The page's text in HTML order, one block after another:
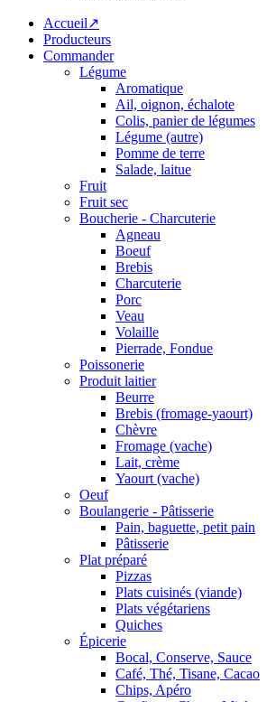
Accueil↗
Producteurs
Commander
Légume
Aromatique
Ail, oignon, échalote
Colis, panier de légumes
Légume (autre)
Pomme de terre
Salade, laitue
Fruit
Fruit sec
Boucherie - Charcuterie
Agneau
Boeuf
Brebis
Charcuterie
Porc
Veau
Volaille
Pierrade, Fondue
Poissonerie
Produit laitier
Beurre
Brebis (fromage-yaourt)
Chèvre
Fromage (vache)
Lait, crème
Yaourt (vache)
Oeuf
Boulangerie - Pâtisserie
Pain, baguette, petit pain
Pâtisserie
Plat préparé
Pizzas
Plats cuisinés (viande)
Plats végétariens
Quiches
Épicerie
Bocal, Conserve, Sauce
Café, Thé, Tisane, Cacao
Chips, Apéro